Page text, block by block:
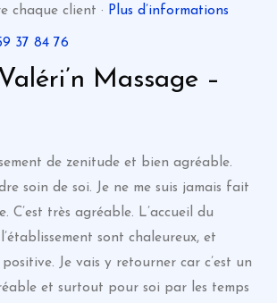
chaque client · Plus d’informations
37 84 76
Massage –
de zenitude et bien agréable.
soin de soi. Je ne me suis jamais fait
C’est très agréable. L’accueil du
sont chaleureux, et
positive. Je vais y retourner car c’est un
et surtout pour soi par les temps